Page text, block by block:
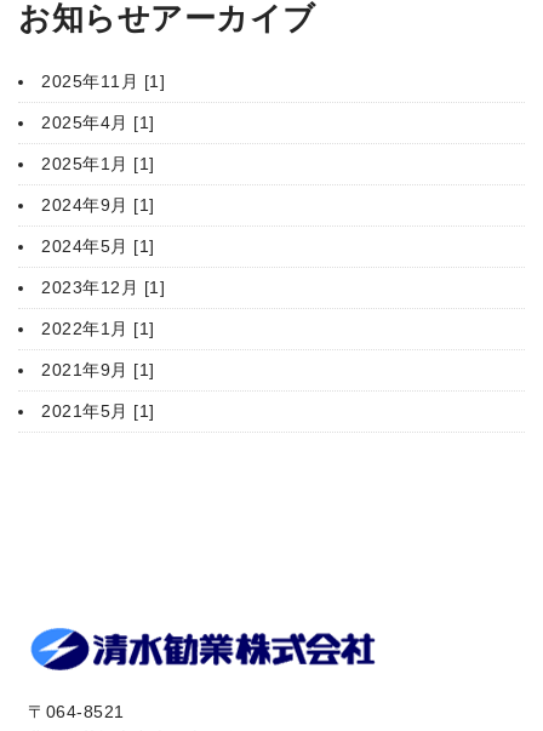
お知らせアーカイブ
2025年11月 [1]
2025年4月 [1]
2025年1月 [1]
2024年9月 [1]
2024年5月 [1]
2023年12月 [1]
2022年1月 [1]
2021年9月 [1]
2021年5月 [1]
〒064-8521